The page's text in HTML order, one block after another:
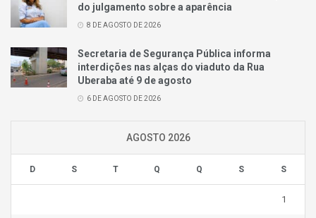
do julgamento sobre a aparência
8 DE AGOSTO DE 2026
Secretaria de Segurança Pública informa
interdições nas alças do viaduto da Rua
Uberaba até 9 de agosto
6 DE AGOSTO DE 2026
AGOSTO 2026
D S T Q Q S S
1